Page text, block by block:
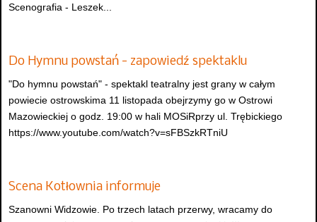
Scenografia - Leszek...
Do Hymnu powstań - zapowiedź spektaklu
"Do hymnu powstań" - spektakl teatralny jest grany w całym
powiecie ostrowskima 11 listopada obejrzymy go w Ostrowi
Mazowieckiej o godz. 19:00 w hali MOSiRprzy ul. Trębickiego
https://www.youtube.com/watch?v=sFBSzkRTniU
Scena Kotłownia informuje
Szanowni Widzowie. Po trzech latach przerwy, wracamy do